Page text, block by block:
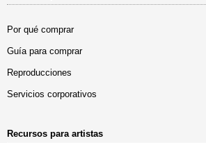
Por qué comprar
Guía para comprar
Reproducciones
Servicios corporativos
Recursos para artistas